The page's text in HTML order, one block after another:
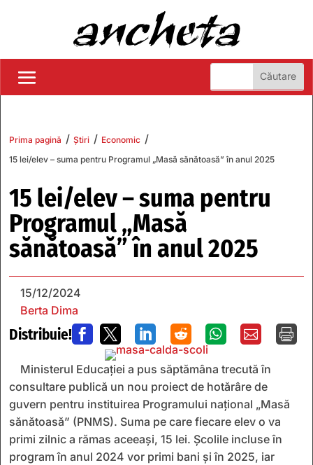
Prima pagină / Știri / Economic /
15 lei/elev – suma pentru Programul „Masă sănătoasă” în anul 2025
15 lei/elev – suma pentru
Programul „Masă
sănătoasă” în anul 2025
15/12/2024
Berta Dima
Distribuie!       
Ministerul Educației a pus săptămâna trecută în
consultare publică un nou proiect de hotărâre de
guvern pentru instituirea Programului național „Masă
sănătoasă” (PNMS). Suma pe care fiecare elev o va
primi zilnic a rămas aceeași, 15 lei. Școlile incluse în
program în anul 2024 vor primi bani și în 2025, iar